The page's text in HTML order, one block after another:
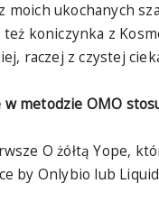
moich ukochanych
koniczynka z
raczej z czystej
w metodzie OMO
O żółtą Yope,
by Onlybio lub